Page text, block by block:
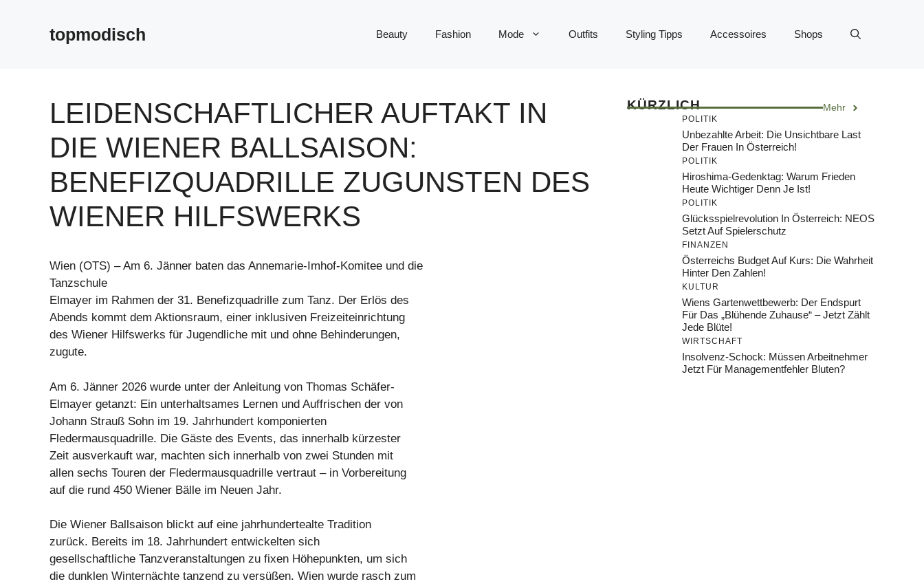
topmodisch Beauty Fashion Mode Outfits Styling Tipps Accessoires Shops
LEIDENSCHAFTLICHER AUFTAKT IN
DIE WIENER BALLSAISON:
BENEFIZQUADRILLE ZUGUNSTEN DES
WIENER HILFSWERKS
Wien (OTS) – Am 6. Jänner baten das Annemarie-Imhof-Komitee und die
Tanzschule
Elmayer im Rahmen der 31. Benefizquadrille zum Tanz. Der Erlös des
Abends kommt dem Aktionsraum, einer inklusiven Freizeiteinrichtung
des Wiener Hilfswerks für Jugendliche mit und ohne Behinderungen,
zugute.
Am 6. Jänner 2026 wurde unter der Anleitung von Thomas Schäfer-
Elmayer getanzt: Ein unterhaltsames Lernen und Auffrischen der von
Johann Strauß Sohn im 19. Jahrhundert komponierten
Fledermausquadrille. Die Gäste des Events, das innerhalb kürzester
Zeit ausverkauft war, machten sich innerhalb von zwei Stunden mit
allen sechs Touren der Fledermausquadrille vertraut – in Vorbereitung
auf die rund 450 Wiener Bälle im Neuen Jahr.
Die Wiener Ballsaison blickt auf eine jahrhundertealte Tradition
zurück. Bereits im 18. Jahrhundert entwickelten sich
gesellschaftliche Tanzveranstaltungen zu fixen Höhepunkten, um sich
die dunklen Winternächte tanzend zu versüßen. Wien wurde rasch zum
KÜRZLICH Mehr
POLITIK
Unbezahlte Arbeit: Die Unsichtbare Last
Der Frauen In Österreich!
POLITIK
Hiroshima-Gedenktag: Warum Frieden
Heute Wichtiger Denn Je Ist!
POLITIK
Glücksspielrevolution In Österreich: NEOS
Setzt Auf Spielerschutz
FINANZEN
Österreichs Budget Auf Kurs: Die Wahrheit
Hinter Den Zahlen!
KULTUR
Wiens Gartenwettbewerb: Der Endspurt
Für Das „Blühende Zuhause“ – Jetzt Zählt
Jede Blüte!
WIRTSCHAFT
Insolvenz-Schock: Müssen Arbeitnehmer
Jetzt Für Managementfehler Bluten?